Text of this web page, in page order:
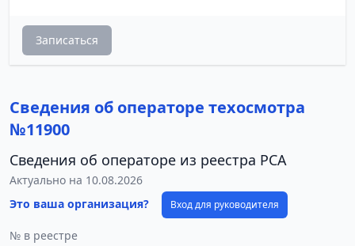
Записаться
Сведения об операторе техосмотра
№11900
Сведения об операторе из реестра РСА
Актуально на 10.08.2026
Это ваша организация?
Вход для руководителя
№ в реестре